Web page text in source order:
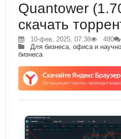
Quantower
скачать
10-фев, 2025, 07:38 480
Для бизнеса, офиса и
бизнеса